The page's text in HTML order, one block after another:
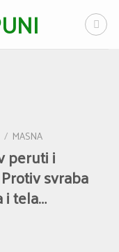
/ MASNA
peruti i
svraba
i tela…